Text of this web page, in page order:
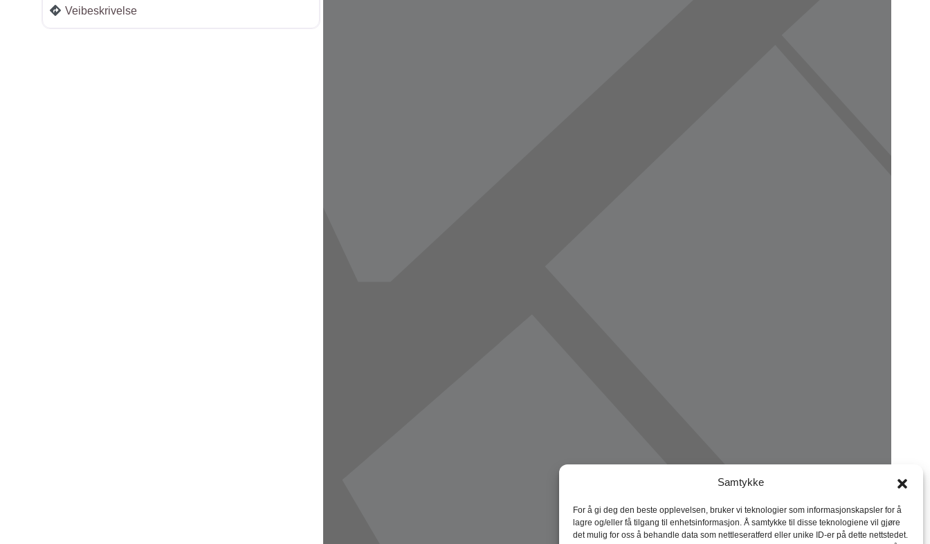
Samtykke
For å gi deg den beste opplevelsen, bruker vi teknologier som informasjonskapsler for å
lagre og/eller få tilgang til enhetsinformasjon. Å samtykke til disse teknologiene vil gjøre
det mulig for oss å behandle data som nettleseratferd eller unike ID-er på dette nettstedet.
Veibeskrivelse